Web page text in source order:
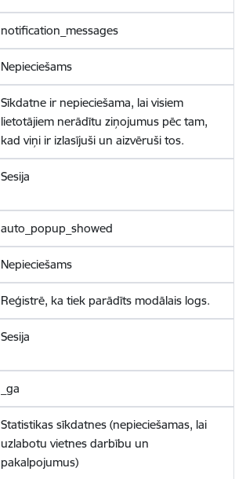
notification_messages
Nepieciešams
Sīkdatne ir nepieciešama, lai visiem
lietotājiem nerādītu ziņojumus pēc tam,
kad viņi ir izlasījuši un aizvēruši tos.
Sesija
auto_popup_showed
Nepieciešams
Reģistrē, ka tiek parādīts modālais logs.
Sesija
_ga
Statistikas sīkdatnes (nepieciešamas, lai
uzlabotu vietnes darbību un
pakalpojumus)